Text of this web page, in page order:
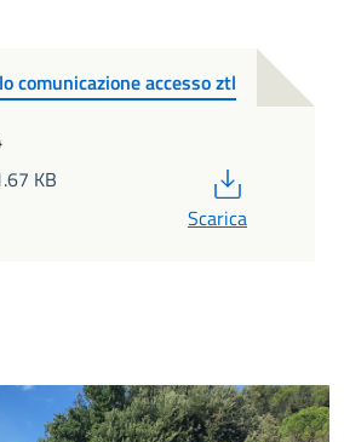
comunicazione accesso ztl
KB
Scarica